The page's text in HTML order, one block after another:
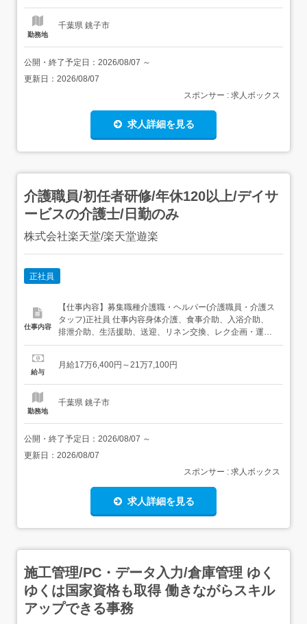
勤務地
千葉県 銚子市
公開・終了予定日： 2026/08/07 ～
更新日： 2026/08/07
スポンサー : 求人ボックス
求人詳細を見る
介護職員/初任者研修/年休120以上/デイサ
ービスの介護士/日勤のみ
株式会社楽天堂/楽天堂遊楽
正社員
仕事内容
【仕事内容】募集職種介護職・ヘルパー(介護職員・介護ス
タッフ)正社員 仕事内容身体介護、食事介助、入浴介助、
排泄介助、生活援助、送迎、リネン交換、レク企画・運営
給与・手当<給与>月給176,400〜217,100円<基本給
務手当:有資格者:5,000円～20,000円<賞与>賞与あり年...
給与
月給17万6,400円～21万7,100円
勤務地
千葉県 銚子市
公開・終了予定日： 2026/08/07 ～
更新日： 2026/08/07
スポンサー : 求人ボックス
求人詳細を見る
施工管理/PC・データ入力/倉庫管理 ゆく
ゆくは国家資格も取得 働きながらスキル
アップできる事務